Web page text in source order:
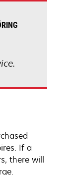
If a
there will